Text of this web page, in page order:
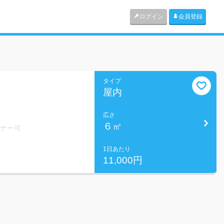
ログイン 会員登録
ー可
タイプ
屋内
広さ
６㎡
1日あたり
11,000円